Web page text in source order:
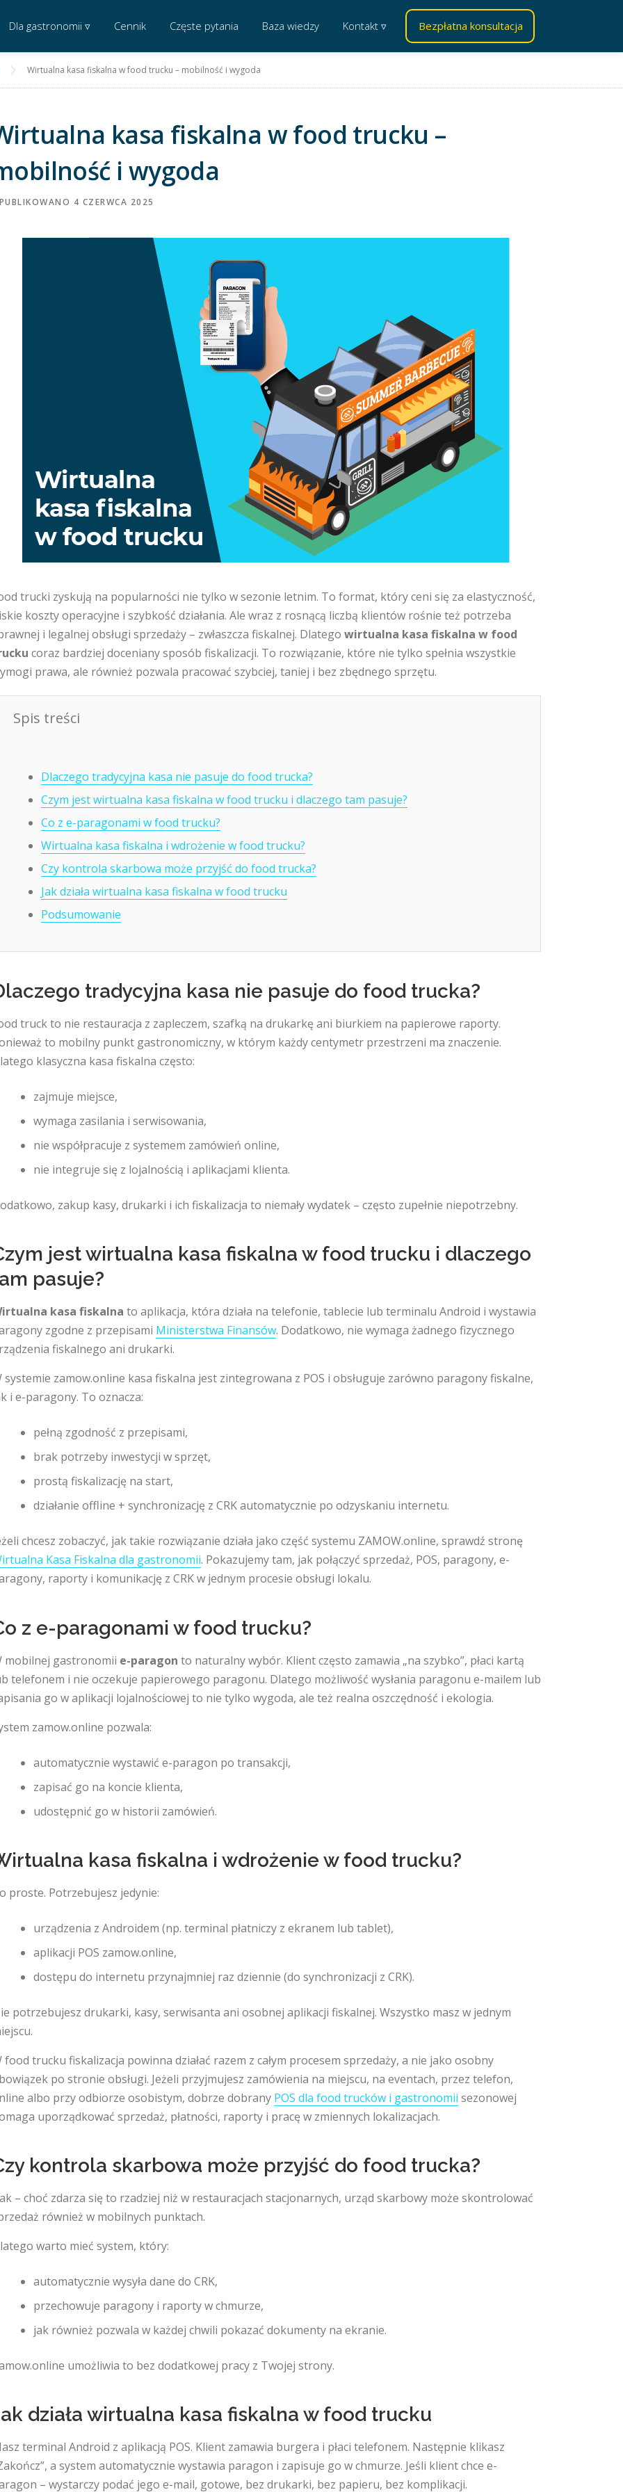
Dla gastronomii ▿ Cennik Częste pytania Baza wiedzy Kontakt ▿ Bezpłatna konsultacja
Wirtualna kasa fiskalna w food trucku – mobilność i wygoda
kasa fiskalna w food trucku –
i wygoda
4 CZERWCA 2025
trucki zyskują na popularności nie tylko w sezonie letnim. To format, który ceni się za elastyczność,
koszty operacyjne i szybkość działania. Ale wraz z rosnącą liczbą klientów rośnie też potrzeba
i legalnej obsługi sprzedaży – zwłaszcza fiskalnej. Dlatego wirtualna kasa fiskalna w food
coraz bardziej doceniany sposób fiskalizacji. To rozwiązanie, które nie tylko spełnia wszystkie
prawa, ale również pozwala pracować szybciej, taniej i bez zbędnego sprzętu.
Spis treści
Dlaczego tradycyjna kasa nie pasuje do food trucka?
Czym jest wirtualna kasa fiskalna w food trucku i dlaczego tam pasuje?
Co z e-paragonami w food trucku?
Wirtualna kasa fiskalna i wdrożenie w food trucku?
Czy kontrola skarbowa może przyjść do food trucka?
Jak działa wirtualna kasa fiskalna w food trucku
Podsumowanie
tradycyjna kasa nie pasuje do food trucka?
truck to nie restauracja z zapleczem, szafką na drukarkę ani biurkiem na papierowe raporty.
to mobilny punkt gastronomiczny, w którym każdy centymetr przestrzeni ma znaczenie.
klasyczna kasa fiskalna często:
zajmuje miejsce,
wymaga zasilania i serwisowania,
nie współpracuje z systemem zamówień online,
nie integruje się z lojalnością i aplikacjami klienta.
zakup kasy, drukarki i ich fiskalizacja to niemały wydatek – często zupełnie niepotrzebny.
jest wirtualna kasa fiskalna w food trucku i dlaczego
pasuje?
kasa fiskalna to aplikacja, która działa na telefonie, tablecie lub terminalu Android i wystawia
zgodne z przepisami Ministerstwa Finansów. Dodatkowo, nie wymaga żadnego fizycznego
fiskalnego ani drukarki.
systemie zamow.online kasa fiskalna jest zintegrowana z POS i obsługuje zarówno paragony fiskalne,
i e-paragony. To oznacza:
pełną zgodność z przepisami,
brak potrzeby inwestycji w sprzęt,
prostą fiskalizację na start,
działanie offline + synchronizację z CRK automatycznie po odzyskaniu internetu.
chcesz zobaczyć, jak takie rozwiązanie działa jako część systemu ZAMOW.online, sprawdź stronę
Kasa Fiskalna dla gastronomii. Pokazujemy tam, jak połączyć sprzedaż, POS, paragony, e-
raporty i komunikację z CRK w jednym procesie obsługi lokalu.
z e-paragonami w food trucku?
mobilnej gastronomii e-paragon to naturalny wybór. Klient często zamawia „na szybko”, płaci kartą
telefonem i nie oczekuje papierowego paragonu. Dlatego możliwość wysłania paragonu e-mailem lub
go w aplikacji lojalnościowej to nie tylko wygoda, ale też realna oszczędność i ekologia.
zamow.online pozwala:
automatycznie wystawić e-paragon po transakcji,
zapisać go na koncie klienta,
udostępnić go w historii zamówień.
kasa fiskalna i wdrożenie w food trucku?
proste. Potrzebujesz jedynie:
urządzenia z Androidem (np. terminal płatniczy z ekranem lub tablet),
aplikacji POS zamow.online,
dostępu do internetu przynajmniej raz dziennie (do synchronizacji z CRK).
potrzebujesz drukarki, kasy, serwisanta ani osobnej aplikacji fiskalnej. Wszystko masz w jednym
food trucku fiskalizacja powinna działać razem z całym procesem sprzedaży, a nie jako osobny
po stronie obsługi. Jeżeli przyjmujesz zamówienia na miejscu, na eventach, przez telefon,
albo przy odbiorze osobistym, dobrze dobrany POS dla food trucków i gastronomii sezonowej
uporządkować sprzedaż, płatności, raporty i pracę w zmiennych lokalizacjach.
kontrola skarbowa może przyjść do food trucka?
– choć zdarza się to rzadziej niż w restauracjach stacjonarnych, urząd skarbowy może skontrolować
również w mobilnych punktach.
warto mieć system, który:
automatycznie wysyła dane do CRK,
przechowuje paragony i raporty w chmurze,
jak również pozwala w każdej chwili pokazać dokumenty na ekranie.
umożliwia to bez dodatkowej pracy z Twojej strony.
działa wirtualna kasa fiskalna w food trucku
terminal Android z aplikacją POS. Klient zamawia burgera i płaci telefonem. Następnie klikasz
a system automatycznie wystawia paragon i zapisuje go w chmurze. Jeśli klient chce e-
– wystarczy podać jego e-mail, gotowe, bez drukarki, bez papieru, bez komplikacji.